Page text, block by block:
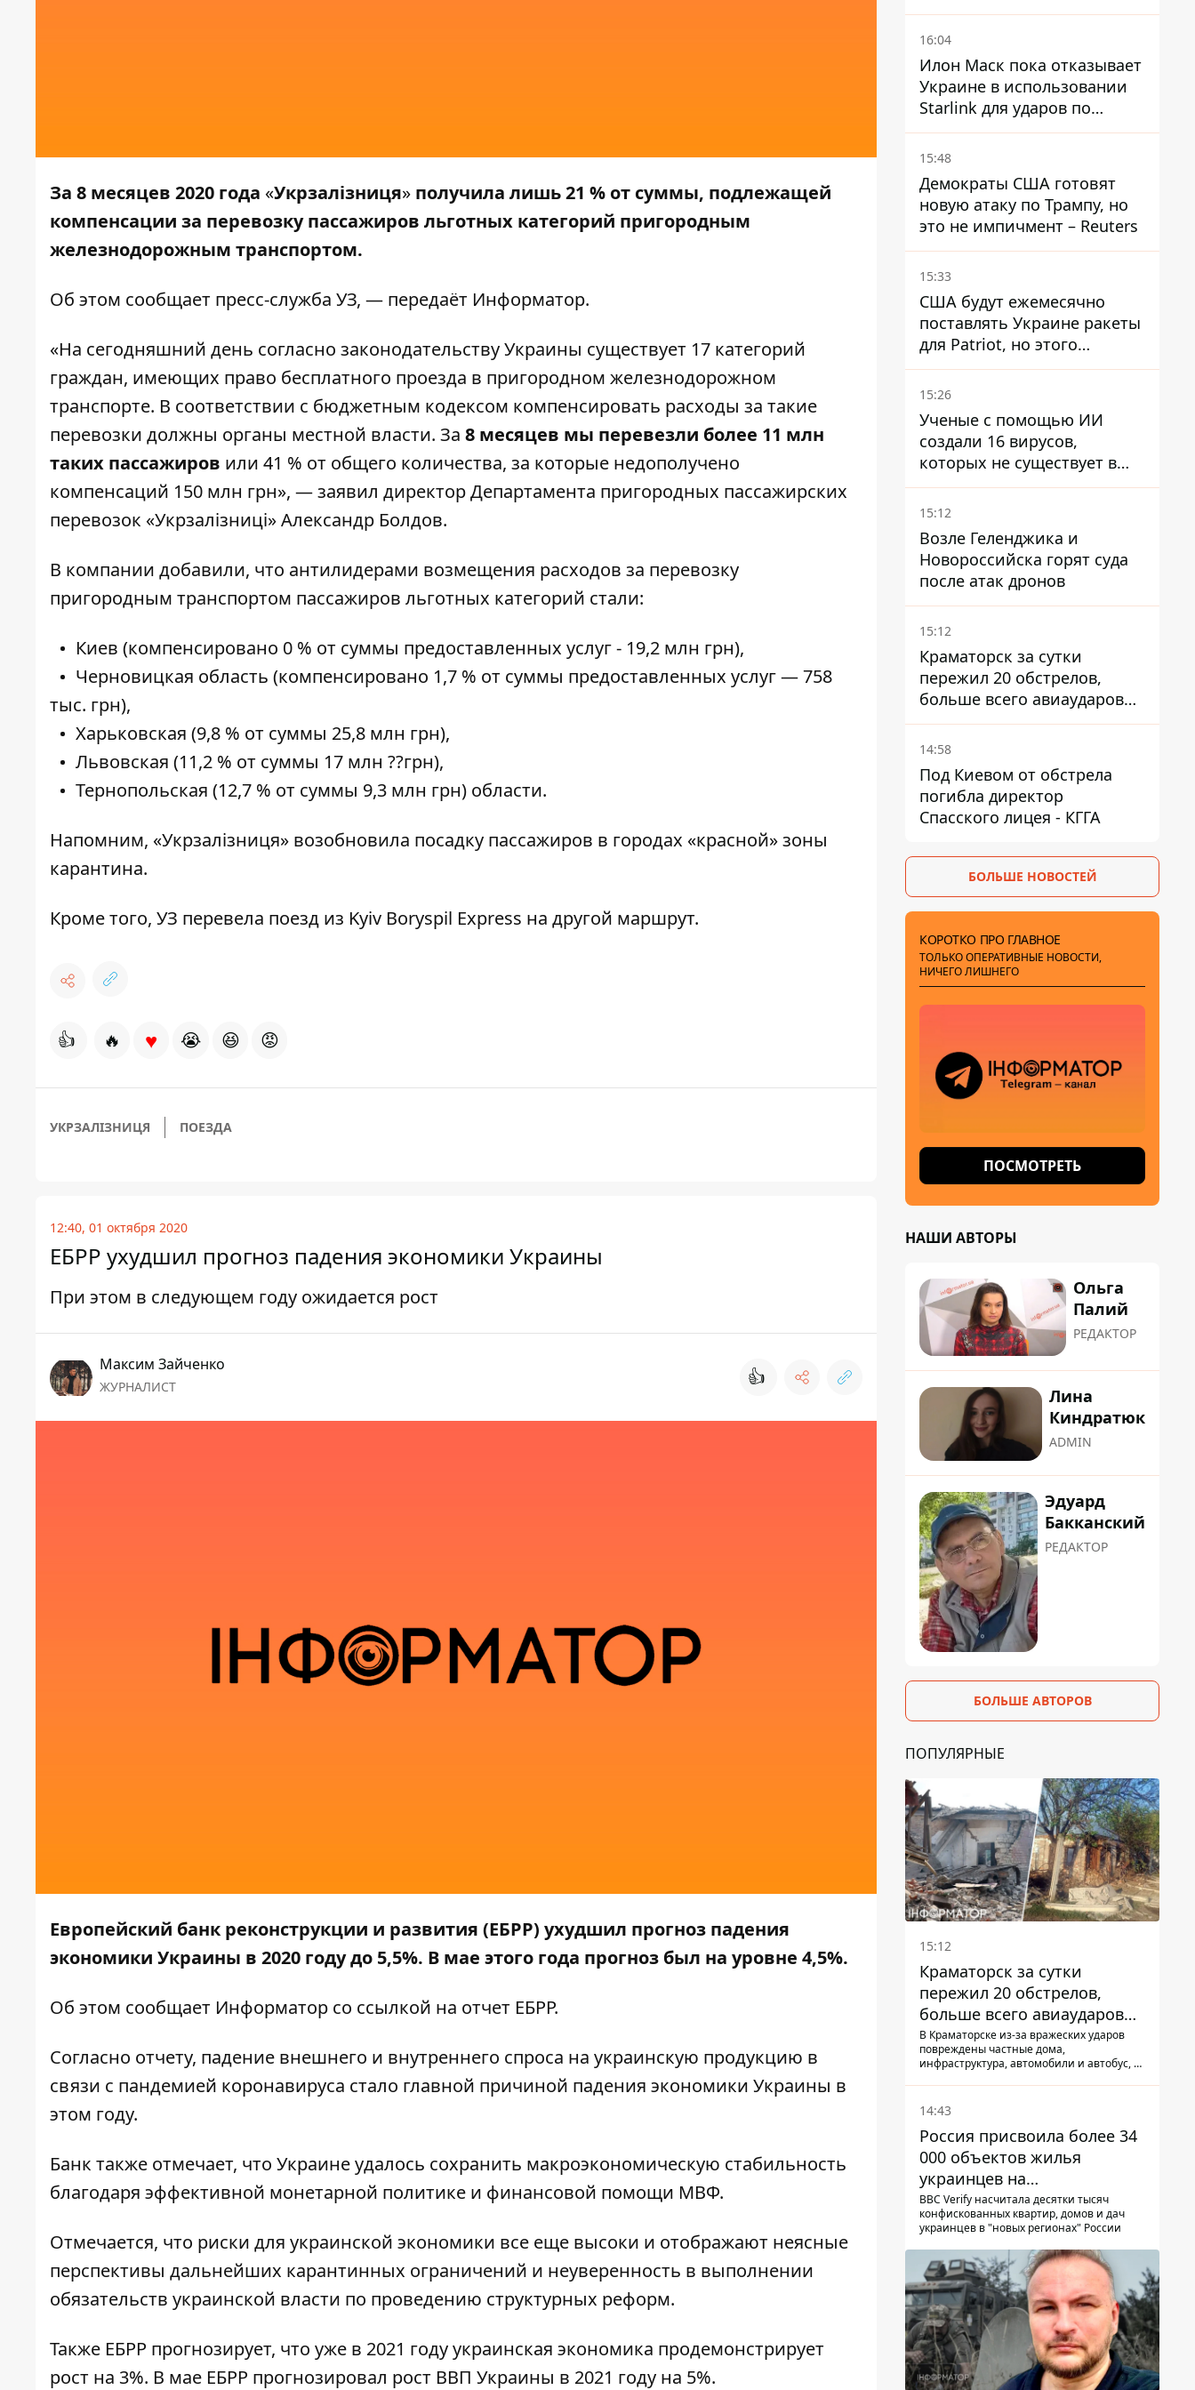
За 8 месяцев 2020 года «Укрзалізниця» получила лишь 21 % от суммы, подлежащей
компенсации за перевозку пассажиров льготных категорий пригородным
железнодорожным транспортом.
Об этом сообщает пресс-служба УЗ, — передаёт Информатор.
«На сегодняшний день согласно законодательству Украины существует 17 категорий
граждан, имеющих право бесплатного проезда в пригородном железнодорожном
транспорте. В соответствии с бюджетным кодексом компенсировать расходы за такие
перевозки должны органы местной власти. За 8 месяцев мы перевезли более 11 млн
таких пассажиров или 41 % от общего количества, за которые недополучено
компенсаций 150 млн грн», — заявил директор Департамента пригородных пассажирских
перевозок «Укрзалізниці» Александр Болдов.
В компании добавили, что антилидерами возмещения расходов за перевозку
пригородным транспортом пассажиров льготных категорий стали:
Киев (компенсировано 0 % от суммы предоставленных услуг - 19,2 млн грн),
Черновицкая область (компенсировано 1,7 % от суммы предоставленных услуг — 758
тыс. грн),
Харьковская (9,8 % от суммы 25,8 млн грн),
Львовская (11,2 % от суммы 17 млн ??грн),
Тернопольская (12,7 % от суммы 9,3 млн грн) области.
Напомним, «Укрзалізниця» возобновила посадку пассажиров в городах «красной» зоны
карантина.
Кроме того, УЗ перевела поезд из Kyiv Boryspil Express на другой маршрут.
👍 🔥 ♥ 😭 😆 😡
УКРЗАЛІЗНИЦЯ ПОЕЗДА
12:40, 01 октября 2020
ЕБРР ухудшил прогноз падения экономики Украины
При этом в следующем году ожидается рост
Максим Зайченко
ЖУРНАЛИСТ 👍
Европейский банк реконструкции и развития (ЕБРР) ухудшил прогноз падения
экономики Украины в 2020 году до 5,5%. В мае этого года прогноз был на уровне 4,5%.
Об этом сообщает Информатор со ссылкой на отчет ЕБРР.
Согласно отчету, падение внешнего и внутреннего спроса на украинскую продукцию в
связи с пандемией коронавируса стало главной причиной падения экономики Украины в
этом году.
Банк также отмечает, что Украине удалось сохранить макроэкономическую стабильность
благодаря эффективной монетарной политике и финансовой помощи МВФ.
Отмечается, что риски для украинской экономики все еще высоки и отображают неясные
перспективы дальнейших карантинных ограничений и неуверенность в выполнении
обязательств украинской власти по проведению структурных реформ.
Также ЕБРР прогнозирует, что уже в 2021 году украинская экономика продемонстрирует
рост на 3%. В мае ЕБРР прогнозировал рост ВВП Украины в 2021 году на 5%.
16:04
Илон Маск пока отказывает
Украине в использовании
Starlink для ударов по
территории России – СМИ
15:48
Демократы США готовят
новую атаку по Трампу, но
это не импичмент – Reuters
15:33
США будут ежемесячно
поставлять Украине ракеты
для Patriot, но этого
недостаточно – Зеленский
15:26
Ученые с помощью ИИ
создали 16 вирусов,
которых не существует в
природе
15:12
Возле Геленджика и
Новороссийска горят суда
после атак дронов
15:12
Краматорск за сутки
пережил 20 обстрелов,
больше всего авиаударов
КАБ-250
14:58
Под Киевом от обстрела
погибла директор
Спасского лицея - КГГА
БОЛЬШЕ НОВОСТЕЙ
КОРОТКО ПРО ГЛАВНОЕ
ТОЛЬКО ОПЕРАТИВНЫЕ НОВОСТИ,
НИЧЕГО ЛИШНЕГО
ПОСМОТРЕТЬ
НАШИ АВТОРЫ
Ольга
Палий
РЕДАКТОР
Лина
Киндратюк
ADMIN
Эдуард
Бакканский
РЕДАКТОР
БОЛЬШЕ АВТОРОВ
ПОПУЛЯРНЫЕ
15:12
Краматорск за сутки
пережил 20 обстрелов,
больше всего авиаударов
КАБ-250
В Краматорске из-за вражеских ударов
повреждены частные дома,
инфраструктура, автомобили и автобус, а
14:43
Россия присвоила более 34
000 объектов жилья
украинцев на
оккупированных
территориях -
BBC Verify насчитала десятки тысяч
конфискованных квартир, домов и дач
украинцев в "новых регионах" России